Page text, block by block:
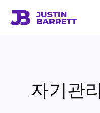
자기관